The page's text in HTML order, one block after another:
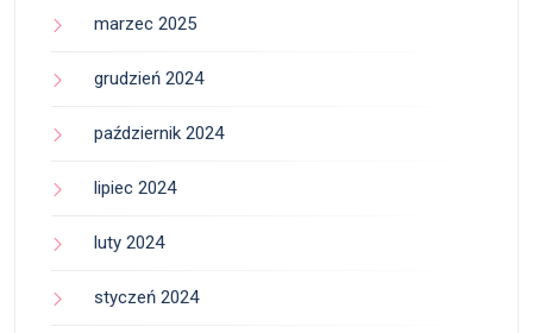
marzec 2025
grudzień 2024
październik 2024
lipiec 2024
luty 2024
styczeń 2024